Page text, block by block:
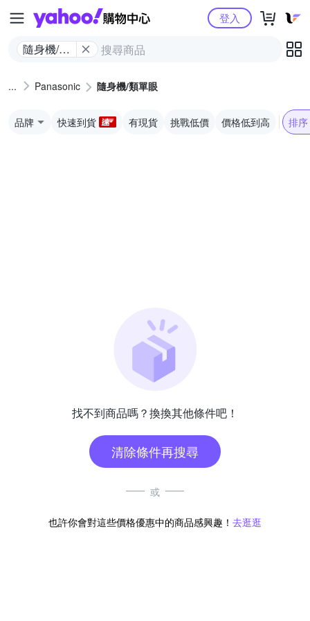
Yahoo購物中心
隨身機/類
登入
Panasonic 隨身機/類單眼
品牌 快速到貨 有現貨 挑戰低價 價格低到高 排序
找不到商品嗎？換換其他條件吧！
清除條件再搜尋
或
也許你會對這些價格優惠中的商品感興趣！ 去逛逛